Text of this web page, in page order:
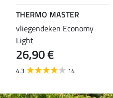
THERMO MASTER
vliegendeken Economy
Light
26,90 €
4.3 14